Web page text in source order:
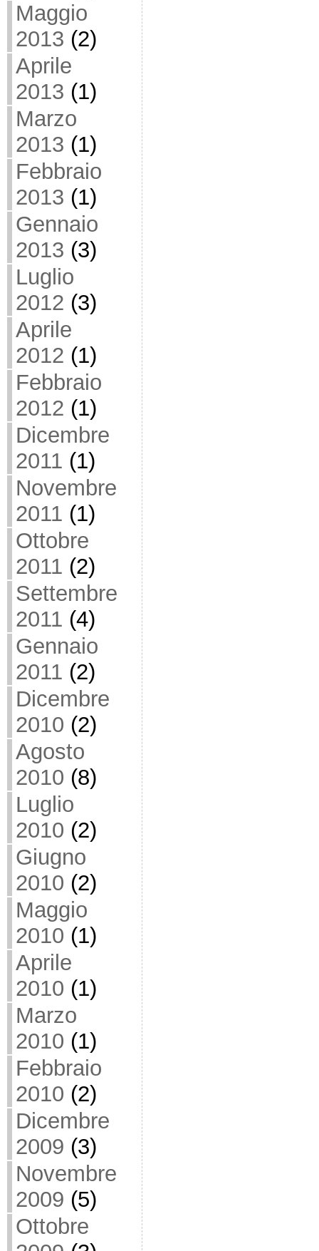
Maggio
2013 (2)
Aprile
2013 (1)
Marzo
2013 (1)
Febbraio
2013 (1)
Gennaio
2013 (3)
Luglio
2012 (3)
Aprile
2012 (1)
Febbraio
2012 (1)
Dicembre
2011 (1)
Novembre
2011 (1)
Ottobre
2011 (2)
Settembre
2011 (4)
Gennaio
2011 (2)
Dicembre
2010 (2)
Agosto
2010 (8)
Luglio
2010 (2)
Giugno
2010 (2)
Maggio
2010 (1)
Aprile
2010 (1)
Marzo
2010 (1)
Febbraio
2010 (2)
Dicembre
2009 (3)
Novembre
2009 (5)
Ottobre